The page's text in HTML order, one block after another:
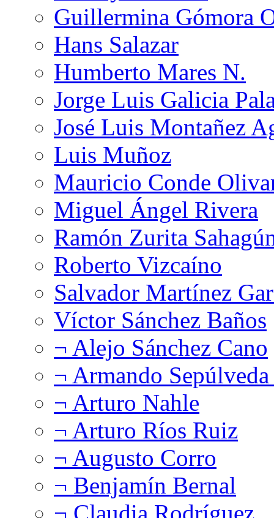
Guillermina Gómora
Hans Salazar
Humberto Mares N.
Jorge Luis Galicia
José Luis Montañez
Luis Muñoz
Mauricio Conde
Miguel Ángel Rivera
Ramón Zurita
Roberto Vizcaíno
Salvador Martínez
Víctor Sánchez Baños
¬ Alejo Sánchez Cano
¬ Armando
¬ Arturo Nahle
¬ Arturo Ríos Ruiz
¬ Augusto Corro
¬ Benjamín Bernal
¬ Claudia Rodríguez